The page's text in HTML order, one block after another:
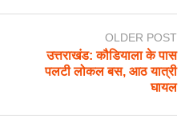
OLDER POST
उत्तराखंड: कौडियाला के पास
पलटी लोकल बस, आठ यात्री
घायल